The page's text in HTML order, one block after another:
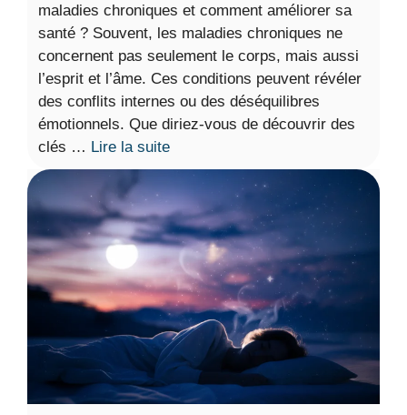
maladies chroniques et comment améliorer sa
santé ? Souvent, les maladies chroniques ne
concernent pas seulement le corps, mais aussi
l’esprit et l’âme. Ces conditions peuvent révéler
des conflits internes ou des déséquilibres
émotionnels. Que diriez-vous de découvrir des
clés … Lire la suite